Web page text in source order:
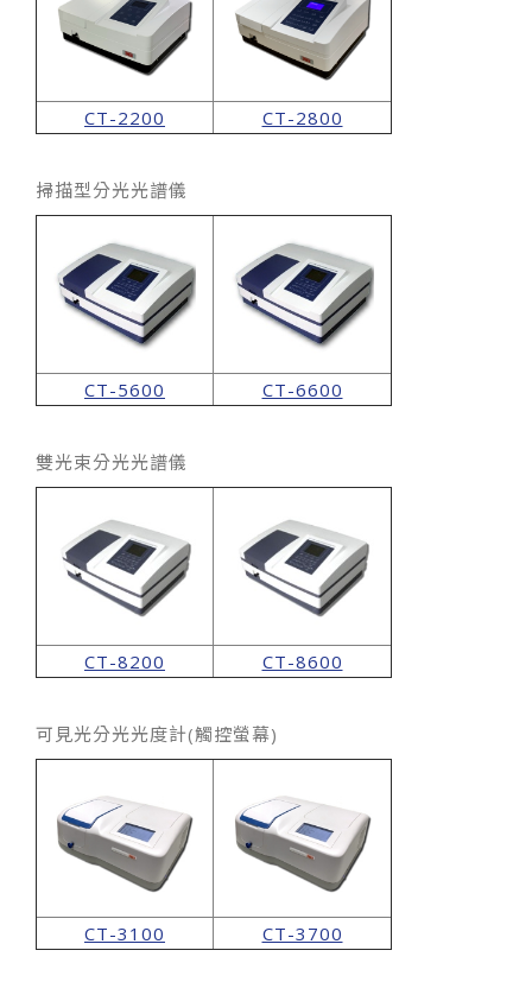
CT-2200 CT-2800
掃描型分光光譜儀
CT-5600 CT-6600
雙光束分光光譜儀
CT-8200 CT-8600
可見光分光光度計(觸控螢幕)
CT-3100 CT-3700